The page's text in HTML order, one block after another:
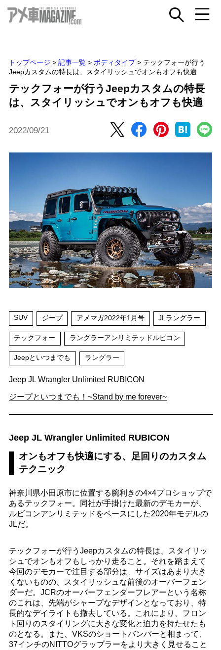
トップページ > 記事一覧 > ボディタイプ > テックフォーが行う
Jeepカスタムの特長は、スタイリッシュでオンもオフも快適
テックフォーが行うJeepカスタムの特長
は、スタイリッシュでオンもオフも快適
2022/09/21
SUV ジープ アメマガ2022年1月号 JLラングラー
テックフォー ラングラーアンリミテッドルビコン
Jeepといつまでも ラングラー
Jeep JL Wrangler Unlimited RUBICON
ジープといつまでも！~Stand by me forever~
Jeep JL Wrangler Unlimited RUBICON
オンもオフも快適にする、足回りのカスタム
テクニック
神奈川県小田原市に位置する腕利きの4×4プロショップで
あるテックフォー。同社が手掛けた最新のデモカーが、
ルビコンアンリミテッドをベースにした2020年モデルの
JLだ。
テックフォーが行うJeepカスタムの特長は、スタイリッ
シュでオンもオフもしっかり走ること。それを踏まえて
今回のデモカーで注目する部分は、サイズはあまり大き
くないものの、スタイリッシュな前後のオーバーフェン
ダーだ。JCRのオーバーフェンダーフレアーという名称
のこれは、先端がシャープなデザインとなっており、特
長的なデイライトも撤去している。これにより、フロン
ト回りのスタイリングに大きな変化と迫力を持たせたも
のとなる。また、VKSのショートバンパーと相まって、
37インチのNITTOグラップラーをより大きく見せること